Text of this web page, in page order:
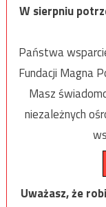
W sierpniu
Państwa
Fundacji Magna
Masz
niezależnych
Uważasz, że